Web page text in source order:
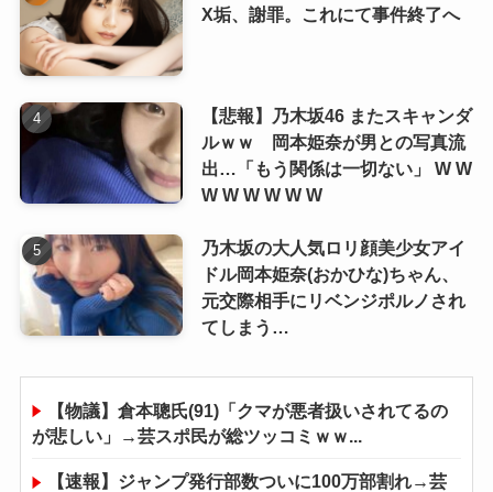
X垢、謝罪。これにて事件終了へ
【悲報】乃木坂46 またスキャンダ
ルｗｗ 岡本姫奈が男との写真流
出…「もう関係は一切ない」 W W
W W W W W W
乃木坂の大人気ロリ顔美少女アイ
ドル岡本姫奈(おかひな)ちゃん、
元交際相手にリベンジポルノされ
てしまう…
【物議】倉本聰氏(91)「クマが悪者扱いされてるの
が悲しい」→芸スポ民が総ツッコミｗｗ...
【速報】ジャンプ発行部数ついに100万部割れ→芸